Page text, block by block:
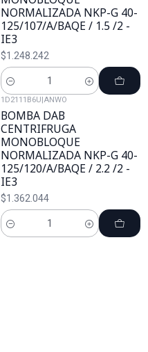
NORMALIZADA NKP-G 40-
125/107/A/BAQE / 1.5 /2 -
IE3
$1.248.242
Cantidad
1D2111B6U ANWO
BOMBA DAB
CENTRIFRUGA
MONOBLOQUE
NORMALIZADA NKP-G 40-
125/120/A/BAQE / 2.2 /2 -
IE3
$1.362.044
Cantidad